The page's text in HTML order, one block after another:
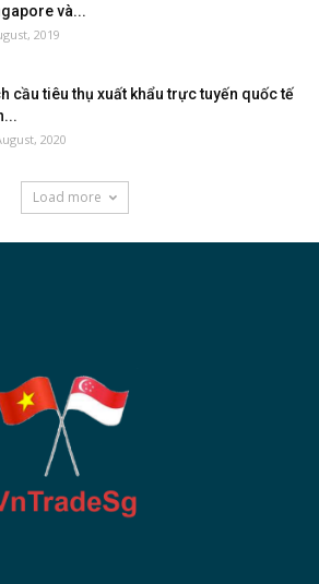
và...
2019
cầu tiêu thụ xuất khẩu trực tuyến quốc tế
2020
Load more